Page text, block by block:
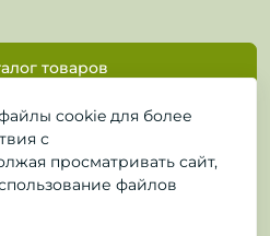
товаров
cookie для более
с
просматривать сайт,
файлов